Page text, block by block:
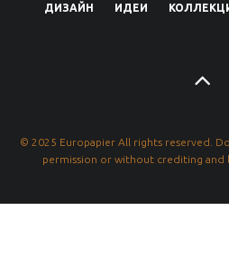
ДИЗАЙН ИДЕИ
© 2025 Europapier All rights reserved.
permission or without crediting and